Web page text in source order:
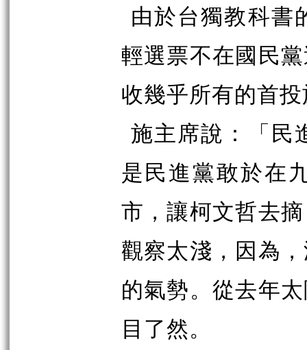
由於台獨教科書
輕選票不在國民
收幾乎所有的首
施主席說：「民
是民進黨敢於在
市，讓柯文哲去
觀察太淺，因為
的氣勢。從去年
目了然。